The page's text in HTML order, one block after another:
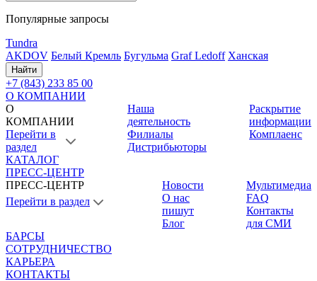
Популярные запросы
Tundra
AKDOV Белый Кремль Бугульма Graf Ledoff Ханская
Найти
+7 (843) 233 85 00
О КОМПАНИИ
О
КОМПАНИИ
Перейти в
раздел
Наша
деятельность
Филиалы
Дистрибьюторы
Раскрытие
информации
Комплаенс
КАТАЛОГ
ПРЕСС-ЦЕНТР
ПРЕСС-ЦЕНТР
Перейти в раздел
Новости
О нас
пишут
Блог
Мультимедиа
FAQ
Контакты
для СМИ
БАРСЫ
СОТРУДНИЧЕСТВО
КАРЬЕРА
КОНТАКТЫ